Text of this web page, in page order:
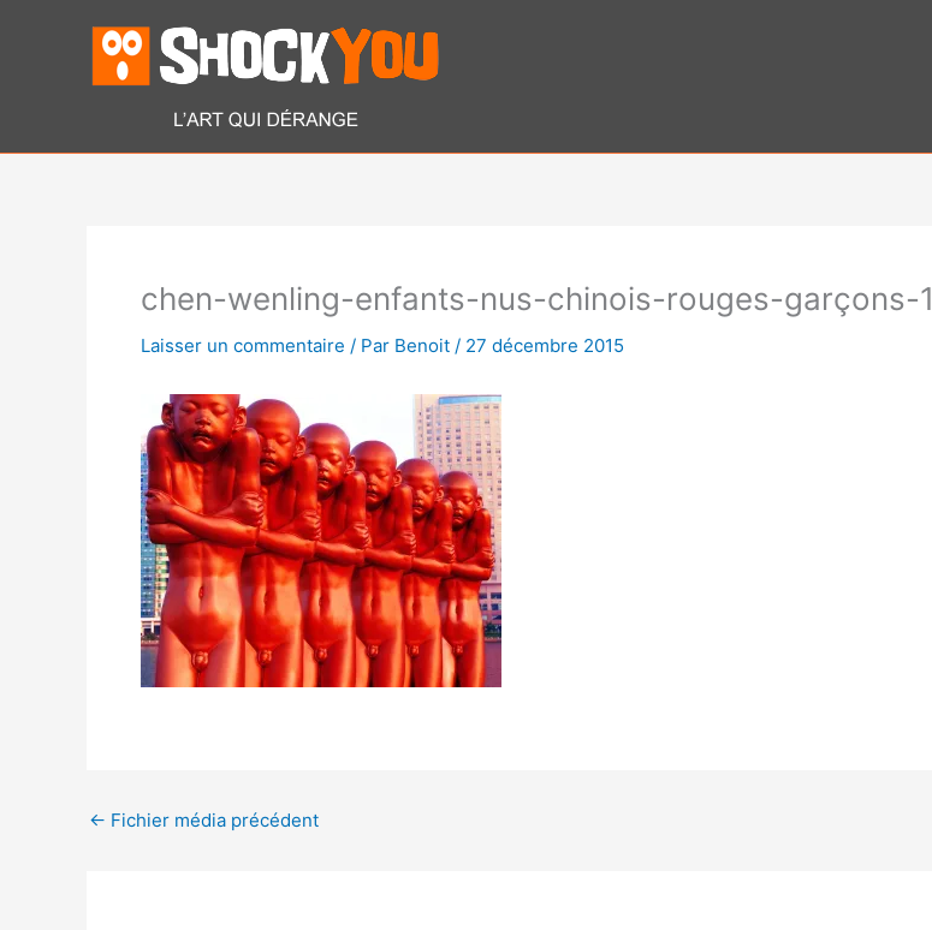
chen-wenling-enfants-nus-chinois-rouges-garçons-1
Laisser un commentaire / Par Benoit / 27 décembre 2015
← Fichier média précédent